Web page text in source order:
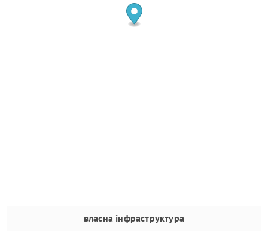
власна інфраструктура